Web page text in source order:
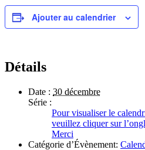
Ajouter au calendrier
Détails
Date : 30 décembre
Série :
Pour visualiser le
veuillez cliquer sur
Merci
Catégorie d’Évènement: